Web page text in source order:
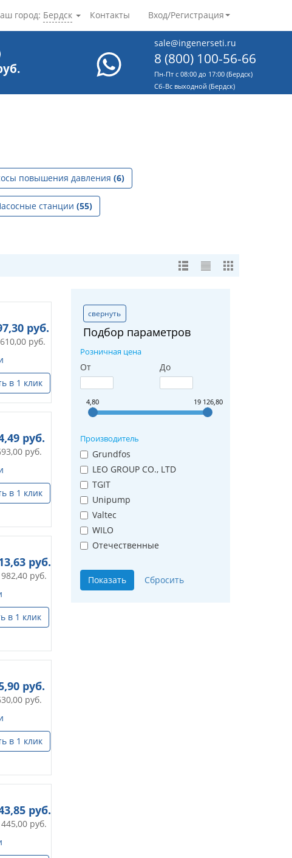
Контакты Вход/Регистрация
город: Бердск
sale@ingenerseti.ru
8 (800) 100-56-66
Пн-Пт с 08:00 до 17:00 (Бердск)
Cб-Вс выходной (Бердск)
повышения давления (6)
станции (55)
свернуть
Подбор параметров
Розничная цена
От До
4,80 19 126,80
Производитель
Grundfos
LEO GROUP CO., LTD
TGIT
Unipump
Valtec
WILO
Отечественные
руб.
руб.
в 1 клик
руб.
руб.
в 1 клик
руб.
руб.
в 1 клик
руб.
руб.
в 1 клик
руб.
руб.